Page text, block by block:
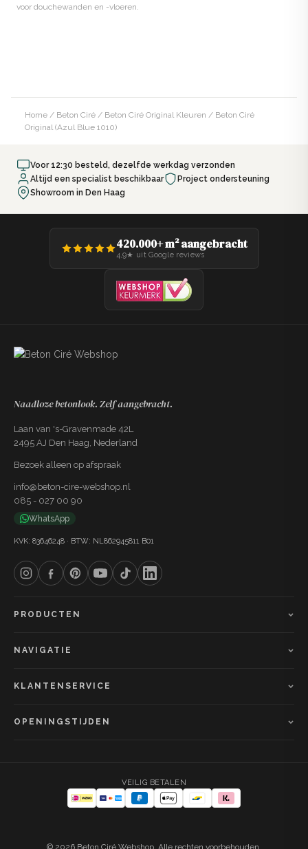
voor douchewanden en -vloeren.
Home / Beton Ciré / Beton Ciré Original Kleuren / Beton Ciré
Original (Azul Blue 1010)
tape, 2x verfbak, vachtroller
Voor 12:30 besteld, dezelfde werkdag verzonden
Altijd een specialist beschikbaar
Project ondersteuning
Showroom in Den Haag
420.000+ m² aangebracht
4,9★ uit Google reviews
Naadloze betonlook. Zelf aangebracht.
Laan van 's-Gravenmade 42L
2495 AJ Den Haag, Nederland
Bezoek alleen op afspraak
info@beton-cire-webshop.nl
085 - 027 00 90
WhatsApp
KVK: 83646248 · BTW: NL862945811 B01
PRODUCTEN
NAVIGATIE
KLANTENSERVICE
OPENINGSTIJDEN
VEILIG BETALEN
© 2026 Beton Ciré Webshop. Alle rechten voorbehouden.